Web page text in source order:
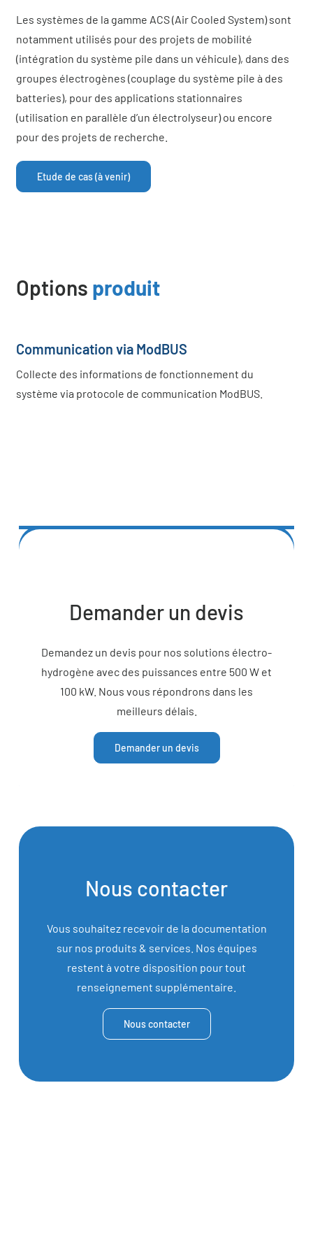
Les systèmes de la gamme ACS (Air Cooled System) sont
notamment utilisés pour des projets de mobilité
(intégration du système pile dans un véhicule), dans des
groupes électrogènes (couplage du système pile à des
batteries), pour des applications stationnaires
(utilisation en parallèle d’un électrolyseur) ou encore
pour des projets de recherche.
Etude de cas (à venir)
Options produit
Communication via ModBUS
Collecte des informations de fonctionnement du
système via protocole de communication ModBUS.
Demander un devis
Demandez un devis pour nos solutions électro-
hydrogène avec des puissances entre 500 W et
100 kW. Nous vous répondrons dans les
meilleurs délais.
Demander un devis
Nous contacter
Vous souhaitez recevoir de la documentation
sur nos produits & services. Nos équipes
restent à votre disposition pour tout
renseignement supplémentaire.
Nous contacter